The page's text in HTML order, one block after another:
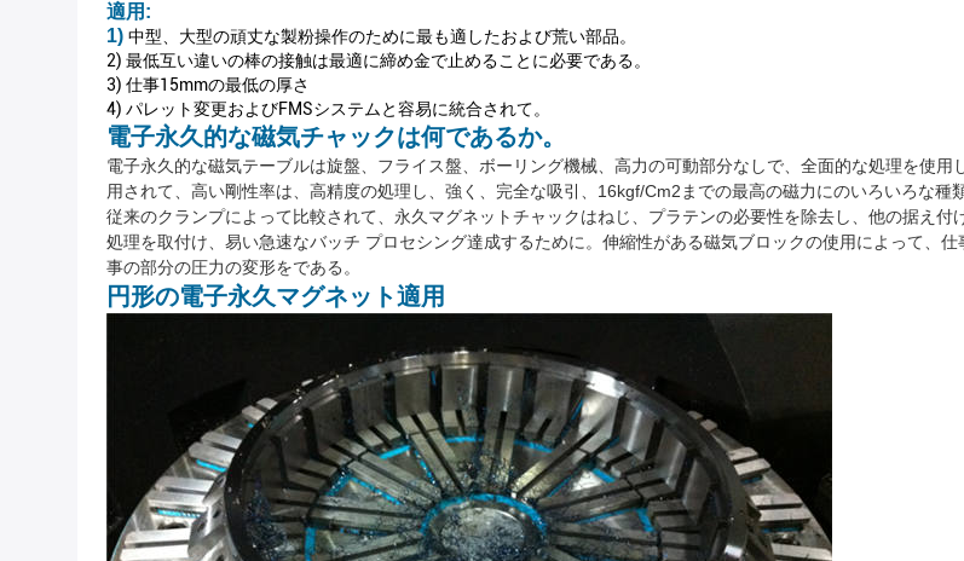
適用:
1) 中型、大型の頑丈な製粉操作のために最も適したおよび荒い部品。
2) 最低互い違いの棒の接触は最適に締め金で止めることに必要である。
3) 仕事15mmの最低の厚さ
4) パレット変更およびFMSシステムと容易に統合されて。
電子永久的な磁気チャックは何であるか。
電子永久的な磁気テーブルは旋盤、フライス盤、ボーリング機械、高力の可動部分なしで、全面的な処理を使
用されて、高い剛性率は、高精度の処理し、強く、完全な吸引、16kgf/cm2までの最高の磁力にのいろいろな種
従来のクランプによって比較されて、永久マグネットチャックはねじ、プラテンの必要性を除去し、他の据え
処理を取付け、易い急速なバッチ プロセシング達成するために。伸縮性がある磁気ブロックの使用によって、
事の部分の圧力の変形をである。
円形の電子永久マグネット適用